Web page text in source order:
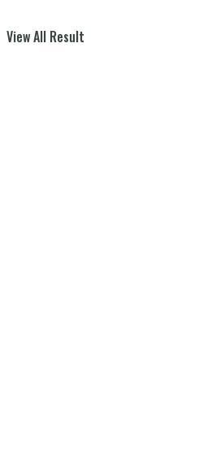
View All Result